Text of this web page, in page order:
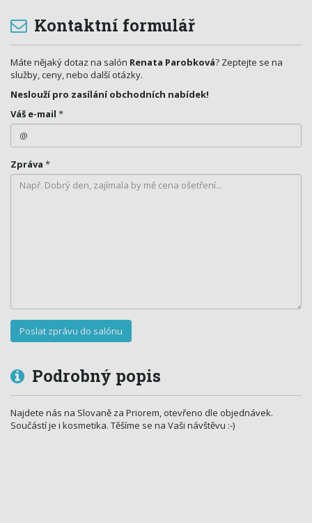
Kontaktní formulář
Máte nějaký dotaz na salón Renata Parobková? Zeptejte se na
služby, ceny, nebo další otázky.
Neslouží pro zasílání obchodních nabídek!
Váš e-mail *
Zpráva *
Podrobný popis
Najdete nás na Slovaně za Priorem, otevřeno dle objednávek.
Součástí je i kosmetika. Těšíme se na Vaši návštěvu :-)